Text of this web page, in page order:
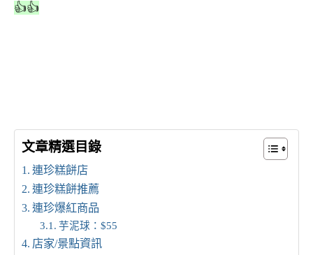
👍👍
文章精選目錄
連珍糕餅店
連珍糕餅推薦
連珍爆紅商品
芋泥球：$55
店家/景點資訊